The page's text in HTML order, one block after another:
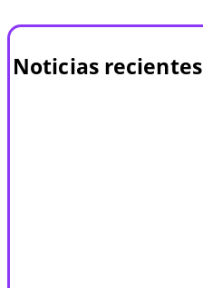
Noticias recientes